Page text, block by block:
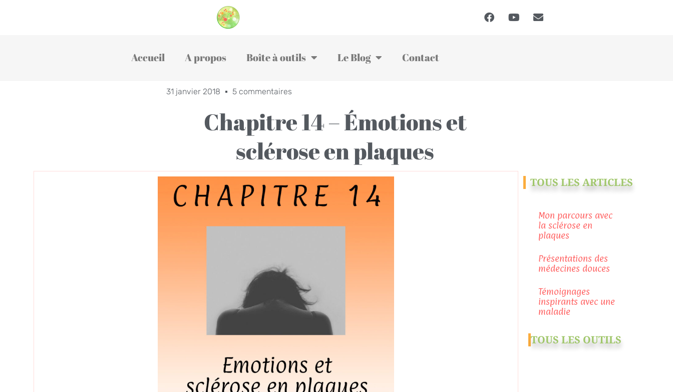
Accueil A propos Boîte à outils Le Blog Contact
31 janvier 2018 5 commentaires
Chapitre 14 – Émotions et
sclérose en plaques
TOUS LES ARTICLES
Mon parcours avec
la sclérose en
plaques
Présentations des
médecines douces
Témoignages
inspirants avec une
maladie
TOUS LES OUTILS